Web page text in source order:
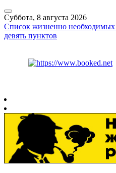
Суббота, 8 августа 2026
Список жизненно необходимых
девять пунктов